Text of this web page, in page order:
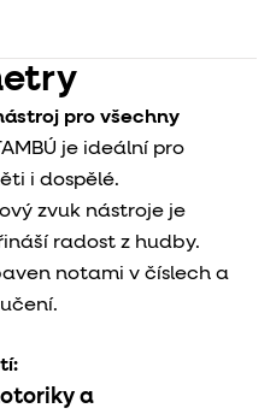
pro všechny
je ideální pro
i dospělé.
zvuk nástroje je
radost z hudby.
notami v číslech a
a